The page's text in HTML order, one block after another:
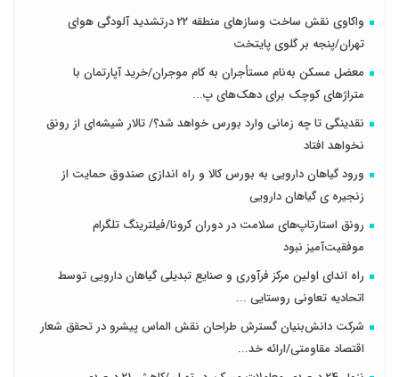
واکاوی نقش ساخت وسازهای منطقه 22 درتشدید آلودگی هوای
تهران/پنجه بر گلوی پایتخت
معضل مسکن به‌نام مستأجران به کام موجران/خرید آپارتمان با
متراژهای کوچک برای دهک‌های پ...
نقدینگی تا چه زمانی وارد بورس خواهد شد؟/ تالار شیشه‌ای از رونق
نخواهد افتاد
ورود گیاهان دارویی به بورس کالا و راه اندازی صندوق حمایت از
زنجیره ی گیاهان دارویی
رونق استارتاپ‌های سلامت در دوران کرونا/فیلترینگ تلگرام
موفقیت‌آمیز نبود
راه اندای اولین مرکز فرآوری و صنایع تبدیلی گیاهان دارویی توسط
اتحادیه تعاونی روستایی ...
شرکت دانش‌بنیان گسترش طراحان‌‌ ‌نقش‌ الماس پیشرو در تحقق شعار
اقتصاد مقاومتی/ارائه خد...